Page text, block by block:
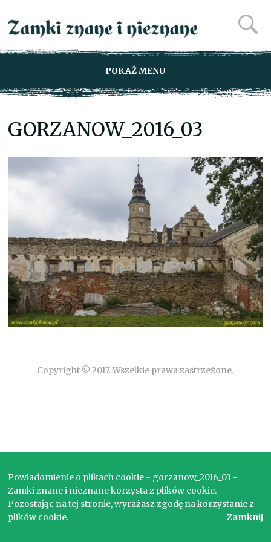
POKAŻ MENU
GORZANOW_2016_03
Copyright © 2017. Wszelkie prawa zastrzeżone.
Powiadomienie o plikach cookie - gorzanow_2016_03 -
Zamki znane i nieznane korzysta z plików cookie.
Pozostając na tej stronie, wyrażasz zgodę na korzystanie z
plików cookie.
Zamknij